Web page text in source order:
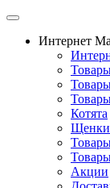
Интернет
Котята
Щенки
Акции